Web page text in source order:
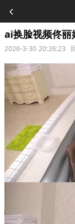
ai换脸视频佟丽
2026-3-30 20:26:23